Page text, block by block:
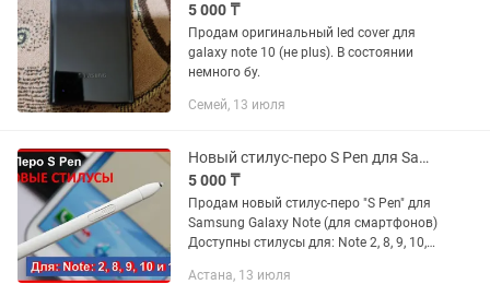
5 000 ₸
Продам оригинальный led cover для
galaxy note 10 (не plus). В состоянии
немного бу.
Семей, 13 июля
Новый стилус-перо S Pen для Samsung Galaxy Note 2,8,9,10,10+,20
5 000 ₸
Продам новый стилус-перо "S Pen" для
Samsung Galaxy Note (для смартфонов)
Доступны стилусы для: Note 2, 8, 9, 10,
Ultra наличии! Распродажа остатков !
Астана, 13 июля